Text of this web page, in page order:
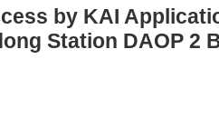
by KAI
Station DAOP 2